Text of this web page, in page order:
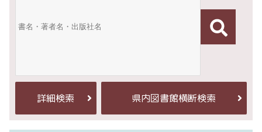
詳細検索 県内図書館横断検索